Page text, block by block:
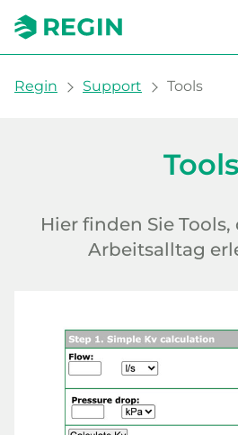
You are here:
Regin Support Tools
Tools
Hier finden Sie
Arbeitsalltag